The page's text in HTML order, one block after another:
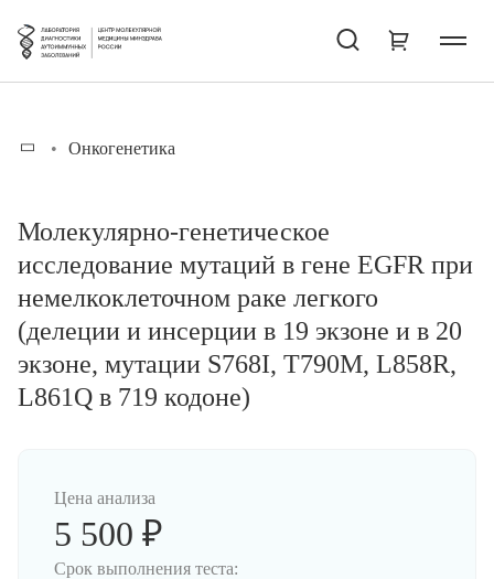
Онкогенетика
Молекулярно-генетическое
исследование мутаций в гене EGFR при
немелкоклеточном раке легкого
(делеции и инсерции в 19 экзоне и в 20
экзоне, мутации S768I, T790M, L858R,
L861Q в 719 кодоне)
Цена анализа
5 500 ₽
Срок выполнения теста: